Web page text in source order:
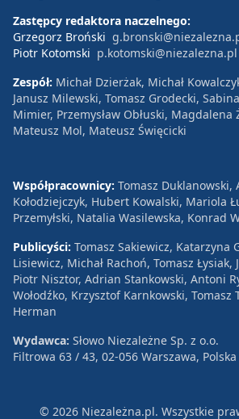
Zastępcy redaktora naczelnego:
Grzegorz Broński
Piotr Kotomski p.kotomski@niezalezna.pl
Zespół: Michał Dzierżak, Michał
Janusz Milewski, Tomasz Grodecki,
Mimier, Przemysław Obłuski, Magdalena
Mateusz Mol, Mateusz Święcicki
Współpracownicy: Tomasz Duklanowski,
Kołodziejczyk, Hubert Kowalski, Mariola
Przemyłski, Natalia Wasilewska, Konrad
Publicyści: Tomasz Sakiewicz, Katarzyna
Lisiewicz, Michał Rachoń, Tomasz Łysiak,
Piotr Nisztor, Adrian Stankowski, Antoni
Wołodźko, Krzysztof Karnkowski, Tomasz
Herman
Wydawca: Słowo Niezależne Sp. z o.o.
Filtrowa 63 / 43, 02-056 Warszawa, Polska
© 2026 Niezależna.pl. Wszystkie